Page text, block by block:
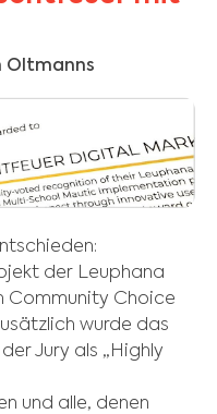
Oltmanns
der Leuphana
Community Choice
wurde das
Jury als „Highly
und alle, denen